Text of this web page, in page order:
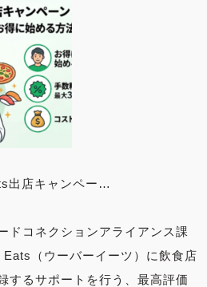
出店キャンペー…
ドコネクションアライアンス課
（ウーバーイーツ）に飲食店
するサポートを行う、最高評価